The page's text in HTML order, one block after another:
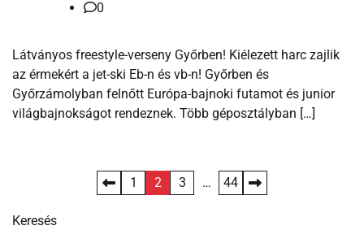
0
Látványos freestyle-verseny Győrben! Kiélezett harc zajlik
az érmekért a jet-ski Eb-n és vb-n! Győrben és
Győrzámolyban felnőtt Európa-bajnoki futamot és junior
világbajnokságot rendeznek. Több géposztályban […]
Bejegyzések
lapozása
1 2 3 … 44
Keresés